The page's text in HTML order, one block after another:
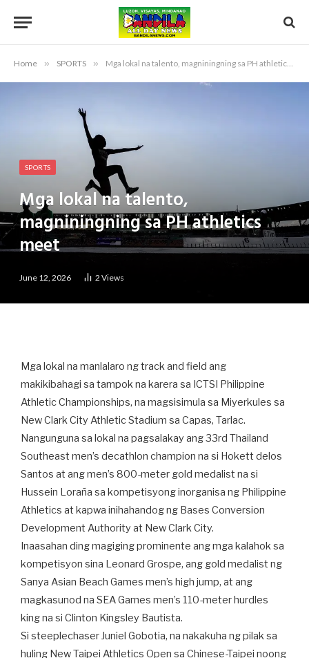
Home » SPORTS » Mga lokal na talento, magniningning sa PH athletics meet
SPORTS
Mga lokal na talento,
magniningning sa PH athletics
meet
June 12, 2026 2 Views
Mga lokal na manlalaro ng track and field ang
makikibahagi sa tampok na karera sa ICTSI Philippine
Athletic Championships, na magsisimula sa Miyerkules sa
New Clark City Athletic Stadium sa Capas, Tarlac.
Nangunguna sa lokal na pagsalakay ang 33rd Thailand
Southeast men’s decathlon champion na si Hokett delos
Santos at ang men’s 800-meter gold medalist na si
Hussein Loraña sa kompetisyong inorganisa ng Philippine
Athletics at kapwa inihahandog ng Bases Conversion
Development Authority at New Clark City.
Inaasahan ding magiging prominente ang mga kalahok sa
kompetisyon sina Leonard Grospe, ang gold medalist ng
Sanya Asian Beach Games men’s high jump, at ang
magkasunod na SEA Games men’s 110-meter hurdles
king na si Clinton Kingsley Bautista.
Si steeplechaser Juniel Gobotia, na nakakuha ng pilak sa
huling New Taipei Athletics Open sa Chinese-Taipei noong